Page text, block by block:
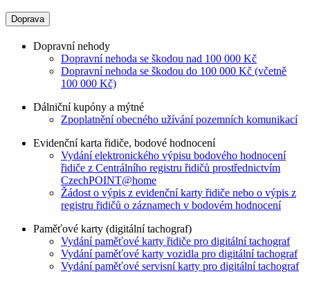
Doprava
Dopravní nehody
Dopravní nehoda se škodou nad 100 000 Kč
Dopravní nehoda se škodou do 100 000 Kč (včetně
100 000 Kč)
Dálniční kupóny a mýtné
Zpoplatnění obecného užívání pozemních komunikací
Evidenční karta řidiče, bodové hodnocení
Vydání elektronického výpisu bodového hodnocení
řidiče z Centrálního registru řidičů prostřednictvím
CzechPOINT@home
Žádost o výpis z evidenční karty řidiče nebo o výpis z
registru řidičů o záznamech v bodovém hodnocení
Paměťové karty (digitální tachograf)
Vydání paměťové karty řidiče pro digitální tachograf
Vydání paměťové karty vozidla pro digitální tachograf
Vydání paměťové servisní karty pro digitální tachograf